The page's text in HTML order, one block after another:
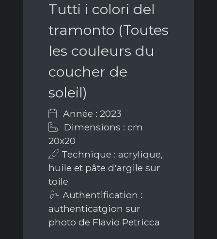
Tutti i colori del
tramonto (Toutes
les couleurs du
coucher de
soleil)
Année : 2023
Dimensions : cm
20x20
Technique : acrylique,
huile et pâte d'argile sur
toile
Authentification :
authenticatgion sur
photo de Flavio Petricca